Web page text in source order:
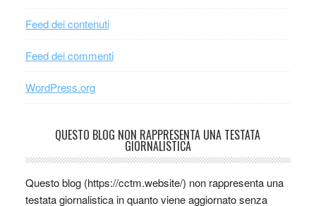
Feed dei contenuti
Feed dei commenti
WordPress.org
QUESTO BLOG NON RAPPRESENTA UNA TESTATA
GIORNALISTICA
Questo blog (https://cctm.website/) non rappresenta una
testata giornalistica in quanto viene aggiornato senza